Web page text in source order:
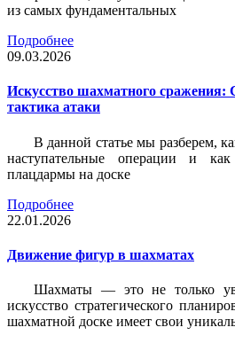
из самых фундаментальных
Подробнее
09.03.2026
Искусство шахматного сражения:
тактика атаки
В данной статье мы разберем,
наступательные операции и
плацдармы на доске
Подробнее
22.01.2026
Движение фигур в шахматах
Шахматы — это не только
искусство стратегического
шахматной доске имеет свои